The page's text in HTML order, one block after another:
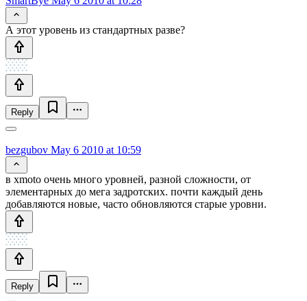
А этот уровень из стандартных разве?
Reply
bezgubov May 6 2010 at 10:59
в xmoto очень много уровней, разной сложности, от
элементарных до мега задротских. почти каждый день
добавляются новые, часто обновляются старые уровни.
Reply